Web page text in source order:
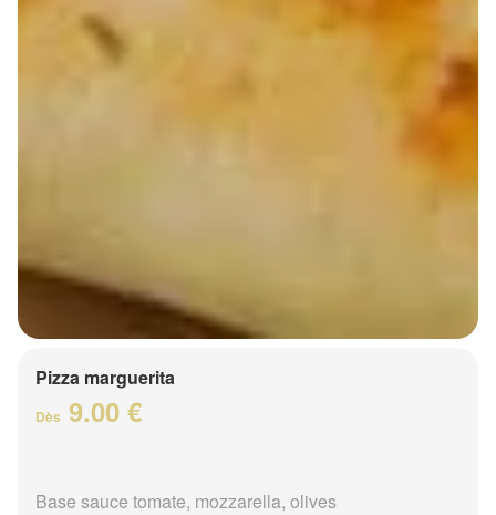
Pizza marguerita
Dès 9.00 €
Base sauce tomate, mozzarella, olives